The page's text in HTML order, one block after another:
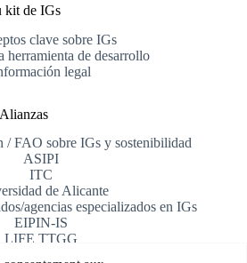
kit de IGs
clave sobre IGs
herramienta de desarrollo
legal
Alianzas
/ FAO sobre IGs y sostenibilidad
ASIPI
ITC
de Alicante
agencias especializados en IGs
EIPIN-IS
LIFE TTGG